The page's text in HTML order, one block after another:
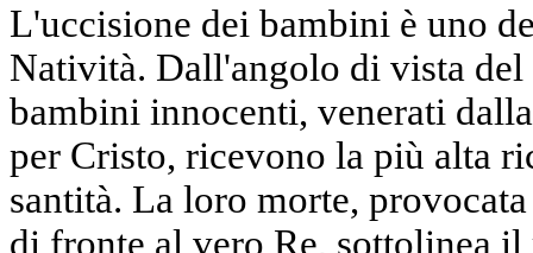
L'uccisione dei bambini è uno
Natività. Dall'angolo di vista del
bambini innocenti, venerati
per Cristo, ricevono la più alta
santità. La loro morte,
di fronte al vero Re, sottolinea